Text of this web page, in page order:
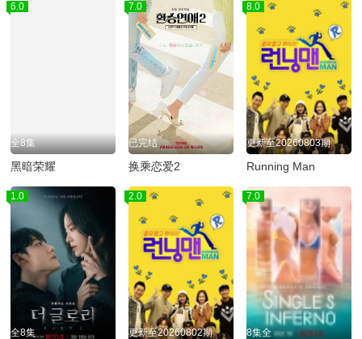
6.0
全8集
黑暗荣耀
7.0
已完结
换乘恋爱2
8.0
更新至20260803期
Running Man
1.0
全8集
2.0
更新至20260802期
7.0
8集全